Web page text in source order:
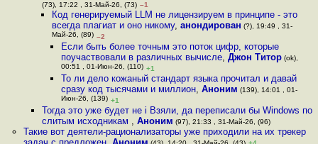
(73), 17:22 , 31-Май-26, (73) –1
Код генерируемый LLM не лицензируем в принципе - это
всегда плагиат и оно никому, анондирован (?), 19:49 , 31-
Май-26, (89) –2
Если быть более точным это поток цифр, которые
поучаствовали в различных вычисле, Джон Титор(ok),
00:51 , 01-Июн-26, (110) +1
То ли дело кожаный стандарт языка прочитал и давай
сразу код тысячами и миллион, Аноним (139), 14:01 , 01-
Июн-26, (139) +1
Тогда это уже будет не i Взяли, да переписали бы Windows по
слитым исходникам ,Аноним (97), 21:33 , 31-Май-26, (96)
Такие вот деятели-рационализаторы уже приходили на их трекер